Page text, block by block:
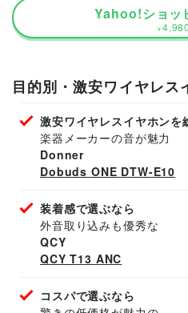
Yahoo!ショッ
¥
目的別・激安ワイヤレス
激安ワイヤレスイヤホンを
楽器メーカーの音が魅力
Donner
Dobuds ONE DTW-E10
装着感で選ぶなら
外音取り込みも優秀な
QCY
QCY T13 ANC
コスパで選ぶなら